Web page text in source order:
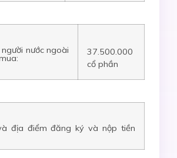
nước ngoài
37.500.000
cổ phần
địa điểm đăng ký và nộp tiền